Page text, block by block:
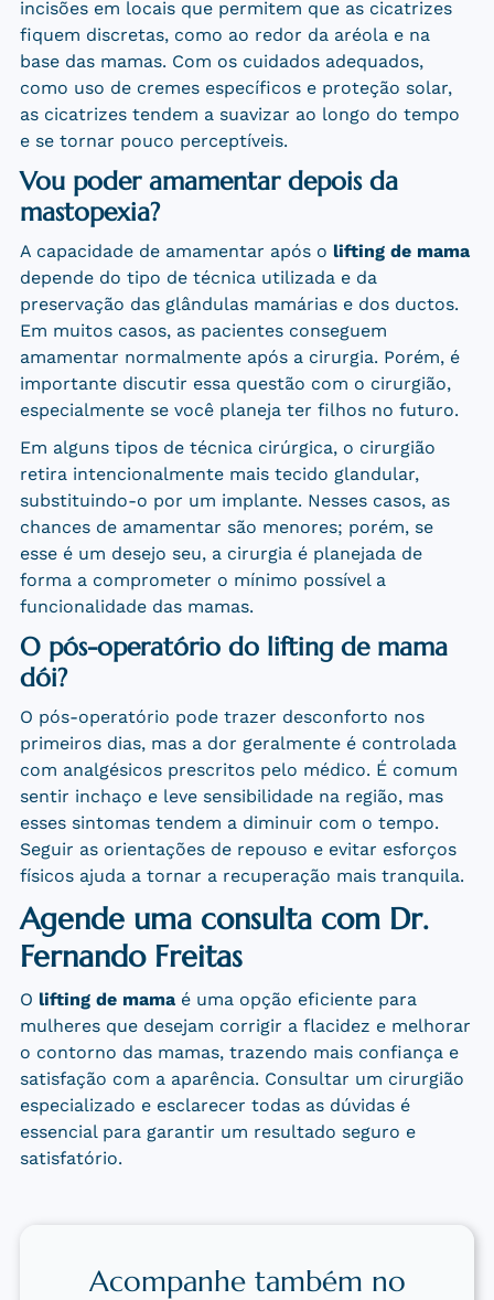
incisões em locais que permitem que as cicatrizes
fiquem discretas, como ao redor da aréola e na
base das mamas. Com os cuidados adequados,
como uso de cremes específicos e proteção solar,
as cicatrizes tendem a suavizar ao longo do tempo
e se tornar pouco perceptíveis.
Vou poder amamentar depois da
mastopexia?
A capacidade de amamentar após o lifting de mama
depende do tipo de técnica utilizada e da
preservação das glândulas mamárias e dos ductos.
Em muitos casos, as pacientes conseguem
amamentar normalmente após a cirurgia. Porém, é
importante discutir essa questão com o cirurgião,
especialmente se você planeja ter filhos no futuro.
Em alguns tipos de técnica cirúrgica, o cirurgião
retira intencionalmente mais tecido glandular,
substituindo-o por um implante. Nesses casos, as
chances de amamentar são menores; porém, se
esse é um desejo seu, a cirurgia é planejada de
forma a comprometer o mínimo possível a
funcionalidade das mamas.
O pós-operatório do lifting de mama
dói?
O pós-operatório pode trazer desconforto nos
primeiros dias, mas a dor geralmente é controlada
com analgésicos prescritos pelo médico. É comum
sentir inchaço e leve sensibilidade na região, mas
esses sintomas tendem a diminuir com o tempo.
Seguir as orientações de repouso e evitar esforços
físicos ajuda a tornar a recuperação mais tranquila.
Agende uma consulta com Dr.
Fernando Freitas
O lifting de mamaé uma opção eficiente para
mulheres que desejam corrigir a flacidez e melhorar
o contorno das mamas, trazendo mais confiança e
satisfação com a aparência. Consultar um cirurgião
especializado e esclarecer todas as dúvidas é
essencial para garantir um resultado seguro e
satisfatório.
Acompanhe também no